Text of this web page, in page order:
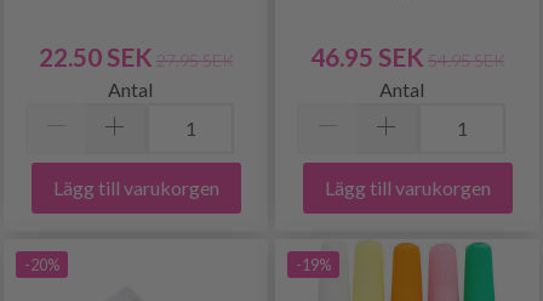
22.50 SEK 27.95 SEK
Antal
Lägg till varukorgen
46.95 SEK 54.95 SEK
Antal
Lägg till varukorgen
-20% -19%